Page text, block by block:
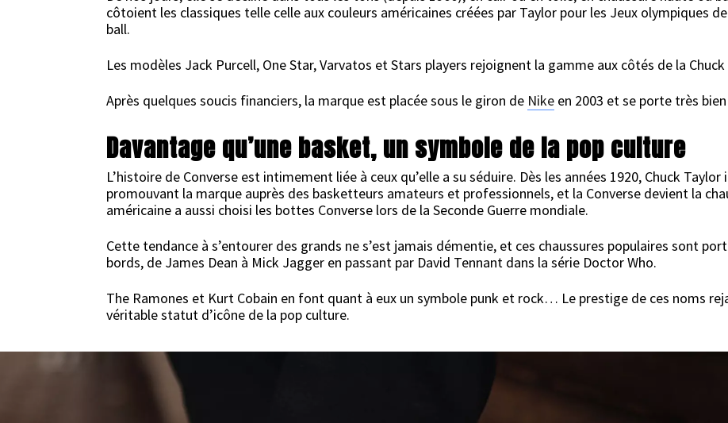
côtoient les classiques telle celle aux couleurs américaines créées par Taylor pour les Jeux olympiques
ball.
Les modèles Jack Purcell, One Star, Varvatos et Stars players rejoignent la gamme aux côtés de la Chuck
Après quelques soucis financiers, la marque est placée sous le giron de Nike en 2003 et se porte très
Davantage qu’une basket, un symbole de la pop culture
L’histoire de Converse est intimement liée à ceux qu’elle a su séduire. Dès les années 1920, Chuck
promouvant la marque auprès des basketteurs amateurs et professionnels, et la Converse devient la
américaine a aussi choisi les bottes Converse lors de la Seconde Guerre mondiale.
Cette tendance à s’entourer des grands ne s’est jamais démentie, et ces chaussures populaires sont
bords, de James Dean à Mick Jagger en passant par David Tennant dans la série Doctor Who.
The Ramones et Kurt Cobain en font quant à eux un symbole punk et rock… Le prestige de ces noms
véritable statut d’icône de la pop culture.